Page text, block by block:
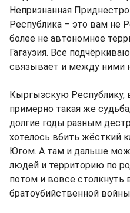
Непризнанная
Республика – это вам не
более не автономное
Гагаузия. Все
связывает и между ними
Кыргызскую Республику,
примерно такая же
долгие годы разным
хотелось вбить жёсткий
Югом. А там и дальше
людей и территорию по
потом и вовсе столкнуть
братоубийственной